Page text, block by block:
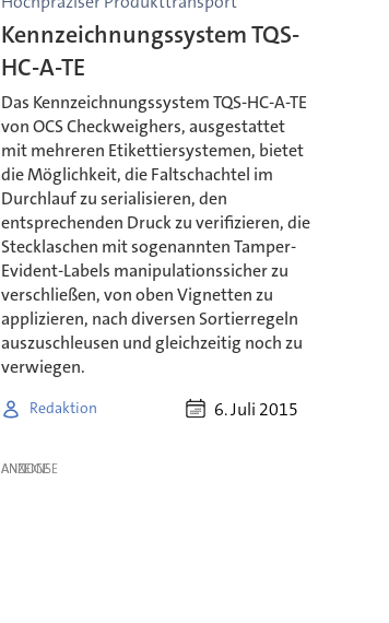
Kennzeichnungssystem TQS-
HC-A-TE
Das Kennzeichnungssystem TQS-HC-A-TE
von OCS Checkweighers, ausgestattet
mit mehreren Etikettiersystemen, bietet
die Möglichkeit, die Faltschachtel im
Durchlauf zu serialisieren, den
entsprechenden Druck zu verifizieren, die
Stecklaschen mit sogenannten Tamper-
Evident-Labels manipulationssicher zu
verschließen, von oben Vignetten zu
applizieren, nach diversen Sortierregeln
auszuschleusen und gleichzeitig noch zu
verwiegen.
Redaktion 6. Juli 2015
ANZEIGE